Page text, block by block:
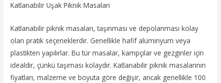
Katlanabilir Uşak Piknik Masaları
Katlanabilir piknik masaları, taşınması ve depolanması kolay
olan pratik seçeneklerdir. Genellikle hafif alüminyum veya
plastikten yapılırlar. Bu tür masalar, kampçılar ve gezginler için
idealdir, çünkü taşıması kolaydır. Katlanabilir piknik masalarının
fiyatları, malzeme ve boyuta göre değişir, ancak genellikle 100